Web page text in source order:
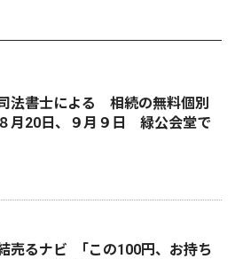
法書士による 相続の無料個別
月20日、９月９日 緑公会堂で
売るナビ ｢この100円、お持ち